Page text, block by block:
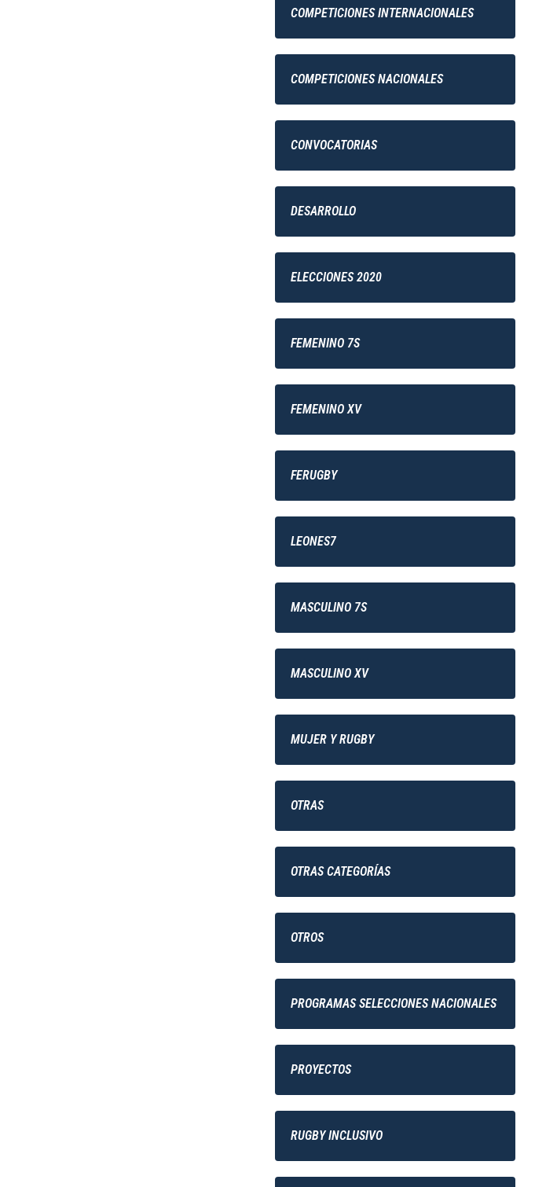
COMPETICIONES INTERNACIONALES
COMPETICIONES NACIONALES
CONVOCATORIAS
DESARROLLO
ELECCIONES 2020
FEMENINO 7S
FEMENINO XV
FERUGBY
LEONES7
MASCULINO 7S
MASCULINO XV
MUJER Y RUGBY
OTRAS
OTRAS CATEGORÍAS
OTROS
PROGRAMAS SELECCIONES NACIONALES
PROYECTOS
RUGBY INCLUSIVO